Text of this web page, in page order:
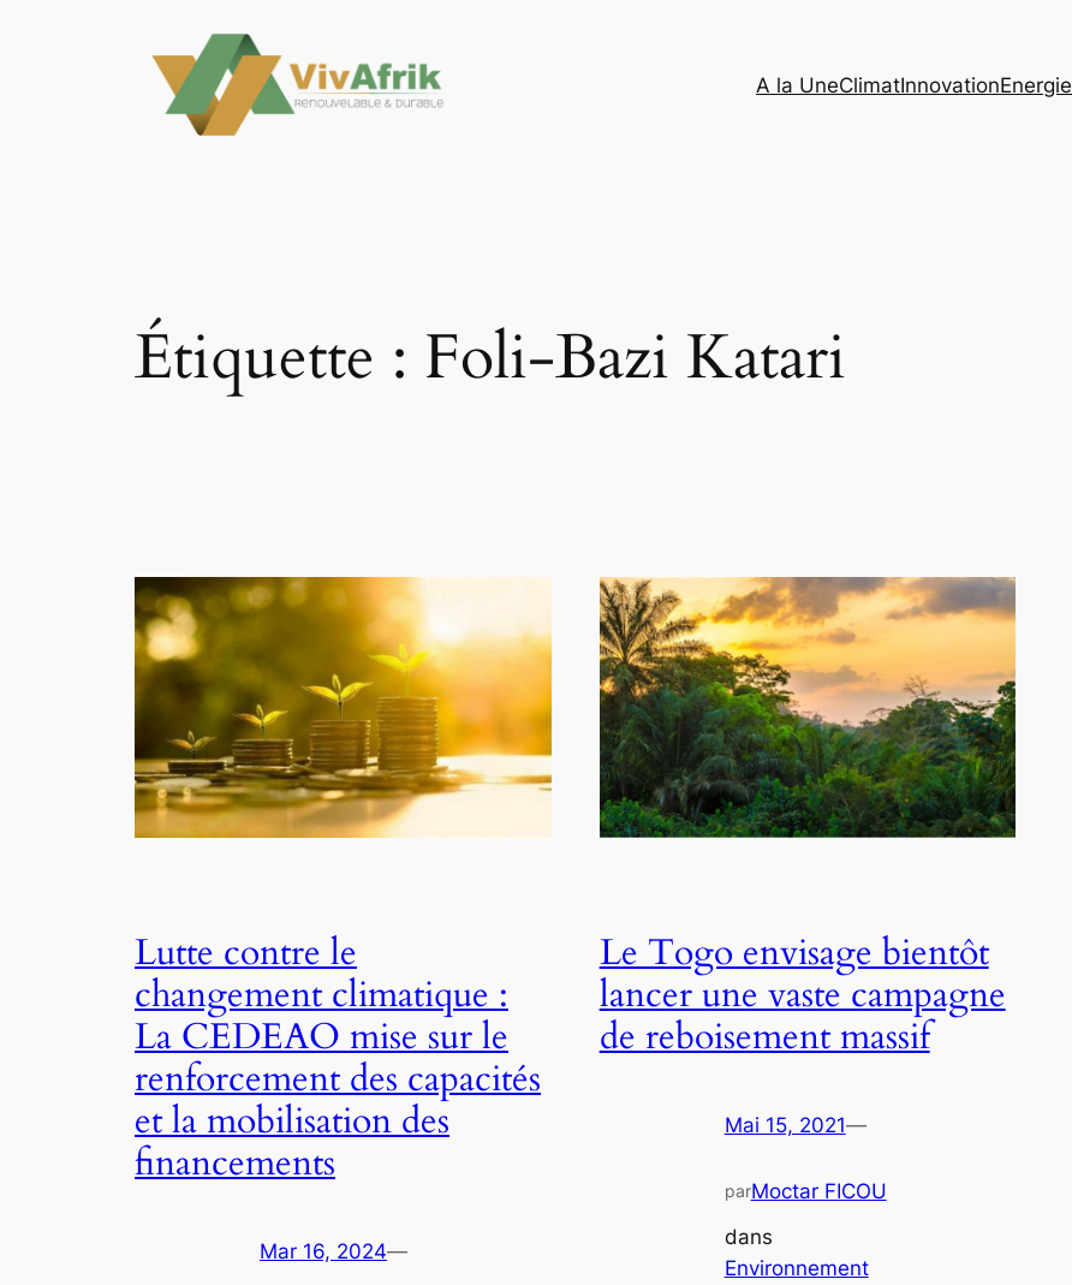
A la UneClimatInnovationEnergie
Étiquette : Foli-Bazi Katari
Lutte contre le
changement climatique :
La CEDEAO mise sur le
renforcement des capacités
et la mobilisation des
financements
Mar 16, 2024—
Le Togo envisage bientôt
lancer une vaste campagne
de reboisement massif
Mai 15, 2021—
parMoctar FICOU
dans
Environnement